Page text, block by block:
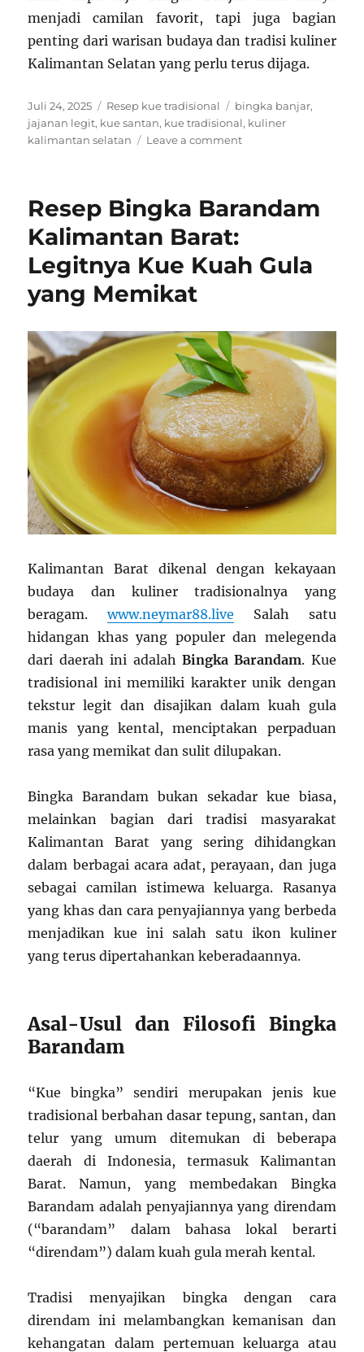
menjadi camilan favorit, tapi juga bagian
penting dari warisan budaya dan tradisi kuliner
Kalimantan Selatan yang perlu terus dijaga.
Posted
on
Juli 24, 2025 Categories
Resep kue tradisional Tags
bingka banjar,
jajanan legit, kue santan, kue tradisional, kuliner
kalimantan selatan
Leave a commenton
Banjar:
Khas
Kalimantan
Resep Bingka Barandam
Kalimantan Barat:
Legitnya Kue Kuah Gula
yang Memikat
Kalimantan Barat dikenal dengan kekayaan
budaya dan kuliner tradisionalnya yang
beragam.www.neymar88.live Salah satu
hidangan khas yang populer dan melegenda
dari daerah ini adalah Bingka Barandam. Kue
tradisional ini memiliki karakter unik dengan
tekstur legit dan disajikan dalam kuah gula
manis yang kental, menciptakan perpaduan
rasa yang memikat dan sulit dilupakan.
Bingka Barandam bukan sekadar kue biasa,
melainkan bagian dari tradisi masyarakat
Kalimantan Barat yang sering dihidangkan
dalam berbagai acara adat, perayaan, dan juga
sebagai camilan istimewa keluarga. Rasanya
yang khas dan cara penyajiannya yang berbeda
menjadikan kue ini salah satu ikon kuliner
yang terus dipertahankan keberadaannya.
Asal-Usul dan Filosofi Bingka
Barandam
“Kue bingka” sendiri merupakan jenis kue
tradisional berbahan dasar tepung, santan, dan
telur yang umum ditemukan di beberapa
daerah di Indonesia, termasuk Kalimantan
Barat. Namun, yang membedakan Bingka
Barandam adalah penyajiannya yang direndam
(“barandam” dalam bahasa lokal berarti
“direndam”) dalam kuah gula merah kental.
Tradisi menyajikan bingka dengan cara
direndam ini melambangkan kemanisan dan
kehangatan dalam pertemuan keluarga atau